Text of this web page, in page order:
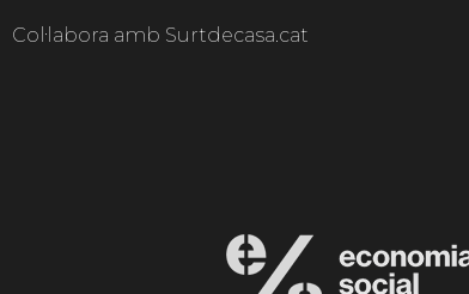
Col·labora amb Surtdecasa.cat